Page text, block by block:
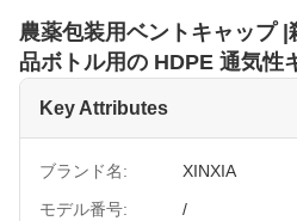
農薬包装用ベントキャップ
品ボトル用の HDPE 通気性
Key Attributes
ブランド名:
XINXIA
モデル番号:
/